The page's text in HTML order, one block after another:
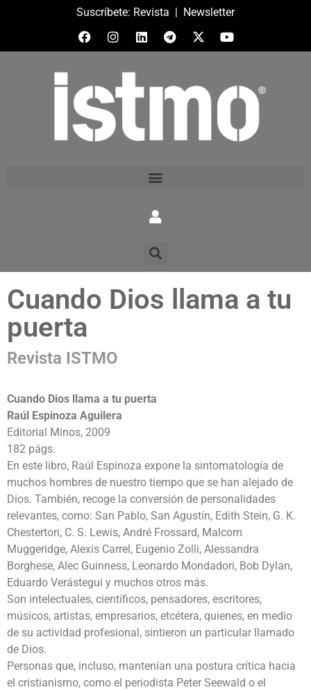
Suscríbete: Revista | Newsletter
Cuando Dios llama a tu
puerta
Revista ISTMO
Cuando Dios
llama a tu puerta
Raúl Espinoza Aguilera
Editorial Minos, 2009
182 págs.
En este libro, Raúl Espinoza expone la sintomatología de
muchos hombres de nuestro tiempo que se han alejado de
Dios. También, recoge la conversión de personalidades
relevantes, como: San Pablo, San Agustín, Edith Stein, G. K.
Chesterton, C. S. Lewis, André Frossard, Malcom
Muggeridge, Alexis Carrel, Eugenio Zolli, Alessandra
Borghese, Alec Guinness, Leonardo Mondadori, Bob Dylan,
Eduardo Verástegui y muchos otros más.
Son intelectuales, científicos, pensadores, escritores,
músicos, artistas, empresarios, etcétera, quienes, en medio
de su actividad profesional, sintieron un particular llamado
de Dios.
Personas que, incluso, mantenían una postura crítica hacia
el cristianismo, como el periodista Peter Seewald o el